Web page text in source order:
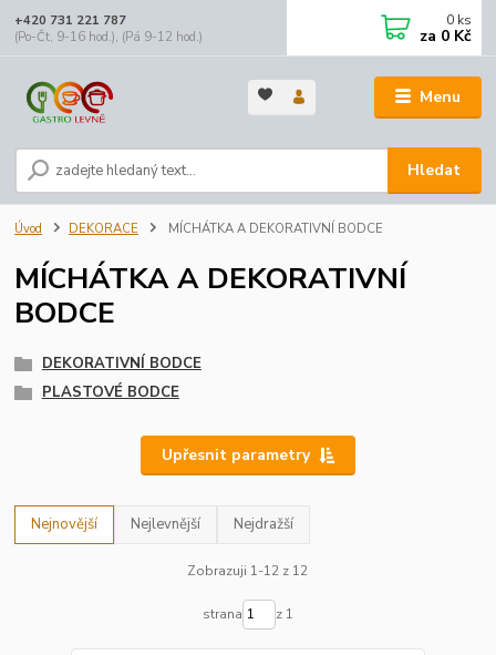
Menu
Hledat
+420 731 221 787
(Po-Čt, 9-16 hod.), (Pá 9-12 hod.)
0 ks
za 0 Kč
Úvod DEKORACE MÍCHÁTKA A DEKORATIVNÍ BODCE
MÍCHÁTKA A DEKORATIVNÍ
BODCE
DEKORATIVNÍ BODCE
PLASTOVÉ BODCE
Upřesnit parametry
Nejnovější Nejlevnější Nejdražší
Zobrazuji 1-12 z 12
strana z 1